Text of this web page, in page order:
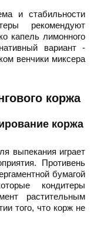
и стабильности
рекомендуют
капель лимонного
вариант -
венчики миксера
коржа
коржа
выпекания играет
Противень
бумагой
кондитеры
растительным
того, что корж не